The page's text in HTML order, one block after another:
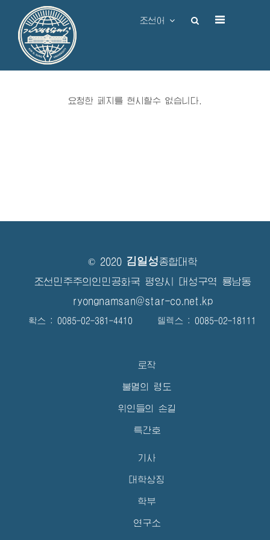
조선어
요청한 페지를 현시할수 없습니다.
© 2020 김일성종합대학
조선민주주의인민공화국 평양시 대성구역 룡남동
ryongnamsan@star-co.net.kp
확스 : 0085-02-381-4410 텔렉스 : 0085-02-18111
로작
불멸의 령도
위인들의 손길
특간호
기사
대학상징
학부
연구소